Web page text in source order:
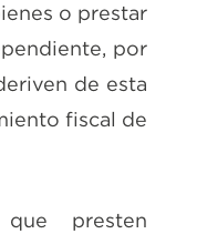
o prestar
por
de esta
fiscal de
presten